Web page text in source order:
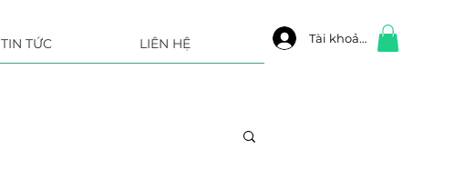
TIN TỨC LIÊN HỆ Tài khoản